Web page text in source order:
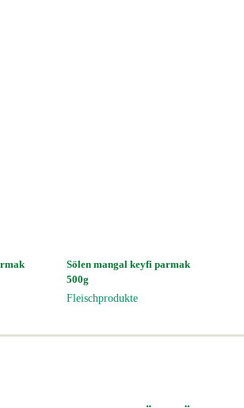
Sölen mangal keyfi parmak
500g
Fleischprodukte